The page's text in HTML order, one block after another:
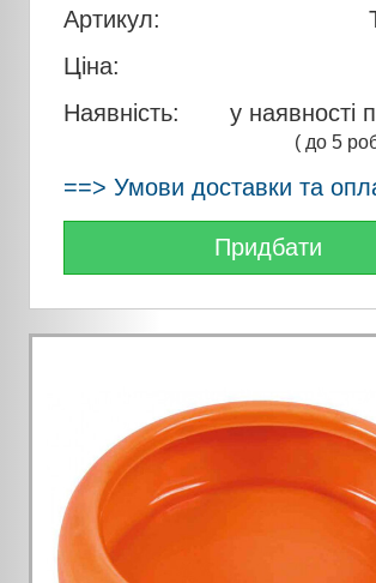
Артикул:
Ціна:
Наявність:
у наявності
( до 5
==> Умови доставки та
Придбати